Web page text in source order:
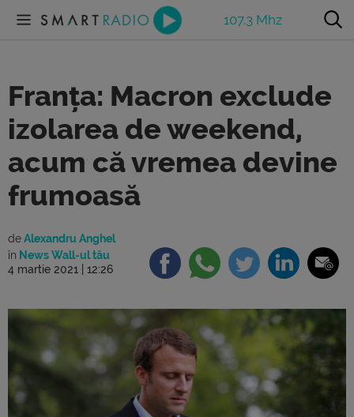
107.3 Mhz
Franța: Macron exclude
izolarea de weekend,
acum că vremea devine
frumoasă
deAlexandru Anghel
în News Wall-ul tău
4 martie 2021 | 12:26